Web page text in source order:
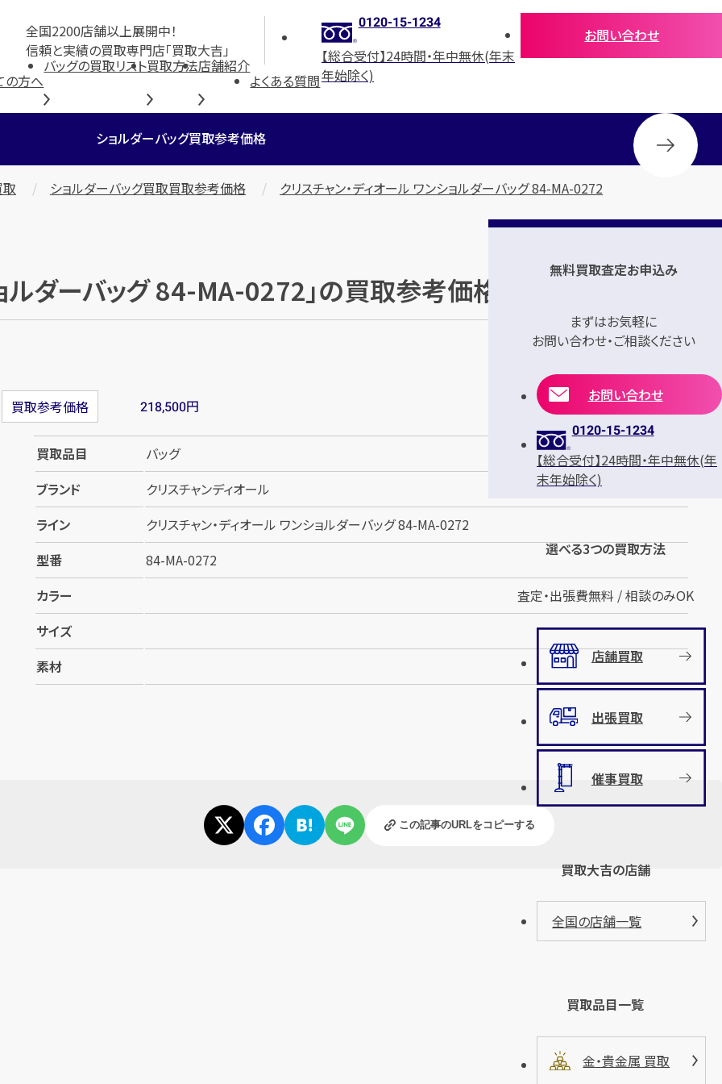
全国2200店舗以上展開中！
信頼と実績の買取専門店「買取大吉」
0120-15-1234
【総合受付】24時間・年中無休(年末
年始除く)
お問い合わせ
の方へ
バッグの買取リスト買取方法店舗紹介
よくある質問
ショルダーバッグ買取参考価格
取 ショルダーバッグ買取買取参考価格 クリスチャン・ディオール ワンショルダーバッグ 84-MA-0272
ルダーバッグ 84-MA-0272」の買取参考価格
買取参考価格 218,500円
買取品目
バッグ
ブランド
クリスチャンディオール
ライン
クリスチャン・ディオール ワンショルダーバッグ 84-MA-0272
型番
84-MA-0272
カラー
サイズ
素材
この記事のURLをコピーする
無料買取査定お申込み
まずはお気軽に
お問い合わせ・ご相談ください
お問い合わせ
0120-15-1234
【総合受付】24時間・年中無休(年
末年始除く)
選べる3つの買取方法
査定・出張費無料 / 相談のみOK
店舗買取
出張買取
催事買取
買取大吉の店舗
全国の店舗一覧
買取品目一覧
金・貴金属 買取